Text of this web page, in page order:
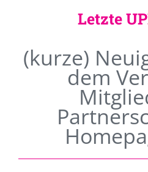
Letzte
(kurze)
dem